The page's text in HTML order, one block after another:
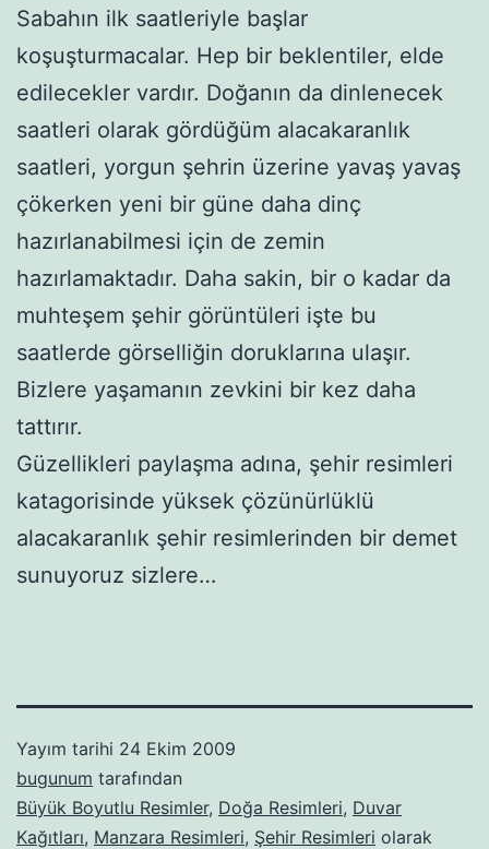
Sabahın ilk saatleriyle başlar
koşuşturmacalar. Hep bir beklentiler, elde
edilecekler vardır. Doğanın da dinlenecek
saatleri olarak gördüğüm alacakaranlık
saatleri, yorgun şehrin üzerine yavaş yavaş
çökerken yeni bir güne daha dinç
hazırlanabilmesi için de zemin
hazırlamaktadır. Daha sakin, bir o kadar da
muhteşem şehir görüntüleri işte bu
saatlerde görselliğin doruklarına ulaşır.
Bizlere yaşamanın zevkini bir kez daha
tattırır.
Güzellikleri paylaşma adına, şehir resimleri
katagorisinde yüksek çözünürlüklü
alacakaranlık şehir resimlerinden bir demet
sunuyoruz sizlere…
Yayım tarihi 24 Ekim 2009
bugunum tarafından
Büyük Boyutlu Resimler, Doğa Resimleri, Duvar
Kağıtları, Manzara Resimleri, Şehir Resimleri olarak